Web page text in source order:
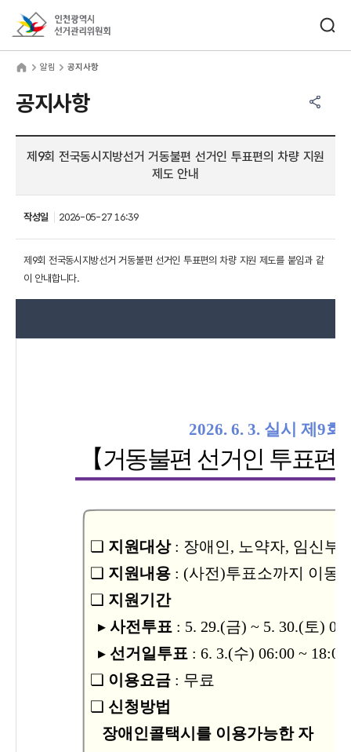
알림 공지사항
공지사항
제9회 전국동시지방선거 거동불편 선거인 투표편의 차량 지원
제도 안내
작성일 2026-05-27 16:39
제9회 전국동시지방선거 거동불편 선거인 투표편의 차량 지원 제도를 붙임과 같
이 안내합니다.